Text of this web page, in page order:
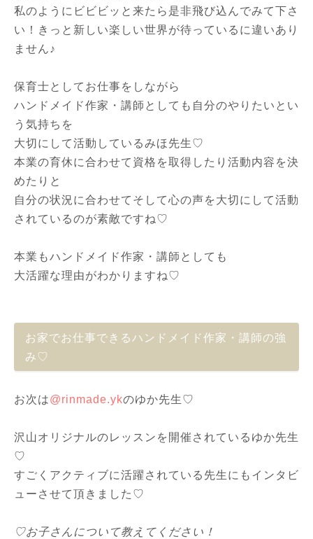
私のようにビビビッと来たら是非飛び込んでみて下さ
い！きっと新しい楽しい世界が待っているに違いあり
ません♪
保育士としてお仕事をしながら
ハンドメイド作家・講師としても自分のやりたいとい
う気持ちを
大切にして活動しているみほ先生♡
本業の育休に合わせて資格を取得したり活動内容を決
めたりと
自分の状況に合わせてそして心の声を大切にして活動
されているのが素敵ですね♡
本業もハンドメイド作家・講師としても
大活躍な理由がわかりますね♡
お家でお仕事できるハンドメイド作家・講師の強
み♡
お次は@rinmade.ykのゆか先生♡
沢山オリジナルのレッスンを開催されているゆか先生
♡
すごくアクティブに活躍されている先生にもインタビ
ューさせて頂きました♡
♡お子さんについて教えてください！